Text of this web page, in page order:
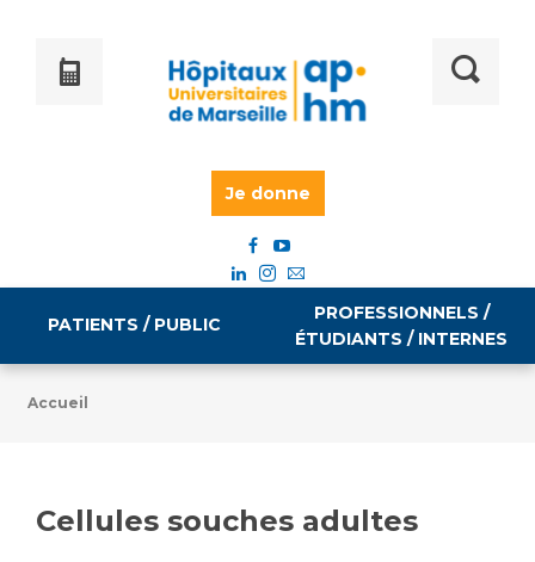
Je donne
PATIENTS / PUBLIC
Tarifs
PROFESSIONNELS /
ÉTUDIANTS / INTERNES
Emploi / formation
Accueil
Cellules souches adultes